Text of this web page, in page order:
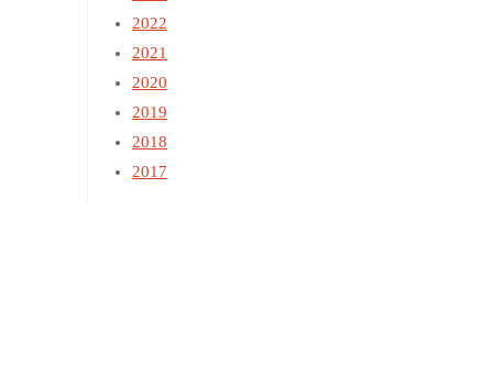
2022
2021
2020
2019
2018
2017